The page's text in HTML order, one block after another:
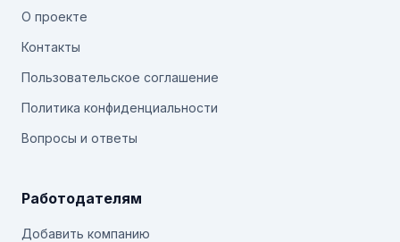
О проекте
Контакты
Пользовательское соглашение
Политика конфиденциальности
Вопросы и ответы
Работодателям
Добавить компанию